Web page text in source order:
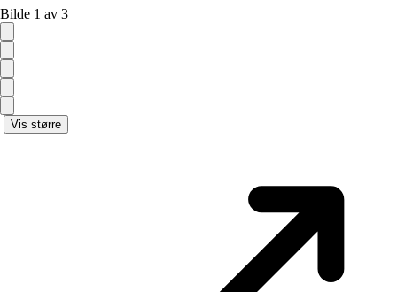
Bilde 1 av 3
Vis større